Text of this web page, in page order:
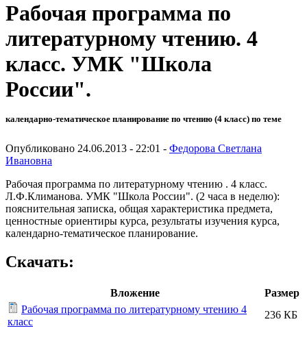
Рабочая программа по
литературному чтению. 4
класс. УМК "Школа
России".
календарно-тематическое планирование по чтению (4 класс) по теме
Опубликовано 24.06.2013 - 22:01 - Федорова Светлана
Ивановна
Рабочая программа по литературному чтению . 4 класс.
Л.Ф.Климанова. УМК "Школа России". (2 часа в неделю):
пояснительная записка, общая характеристика предмета,
ценностные ориентиры курса, результаты изучения курса,
календарно-тематическое планирование.
Скачать:
Вложение
Размер
Рабочая программа по литературному чтению 4
класс
236 КБ